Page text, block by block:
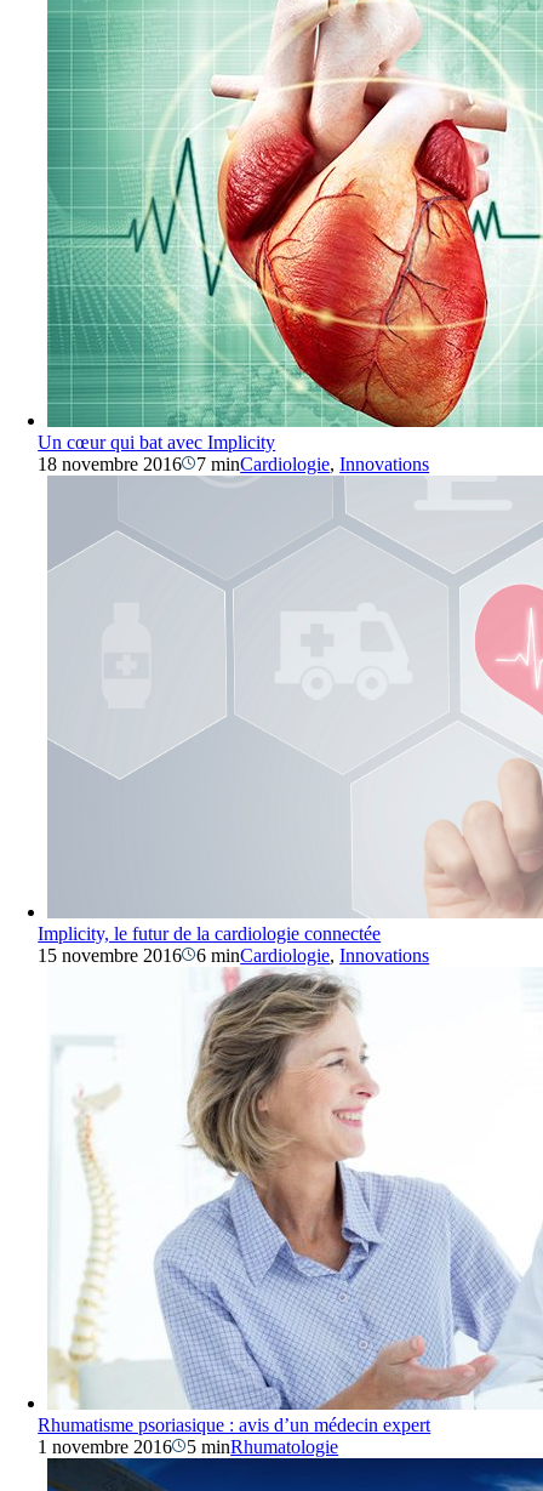
Un cœur qui bat avec Implicity
18 novembre 2016
7 minCardiologie,Innovations
Implicity, le futur de la cardiologie connectée
15 novembre 2016
6 minCardiologie,Innovations
Rhumatisme psoriasique : avis d’un médecin expert
1 novembre 2016
5 minRhumatologie